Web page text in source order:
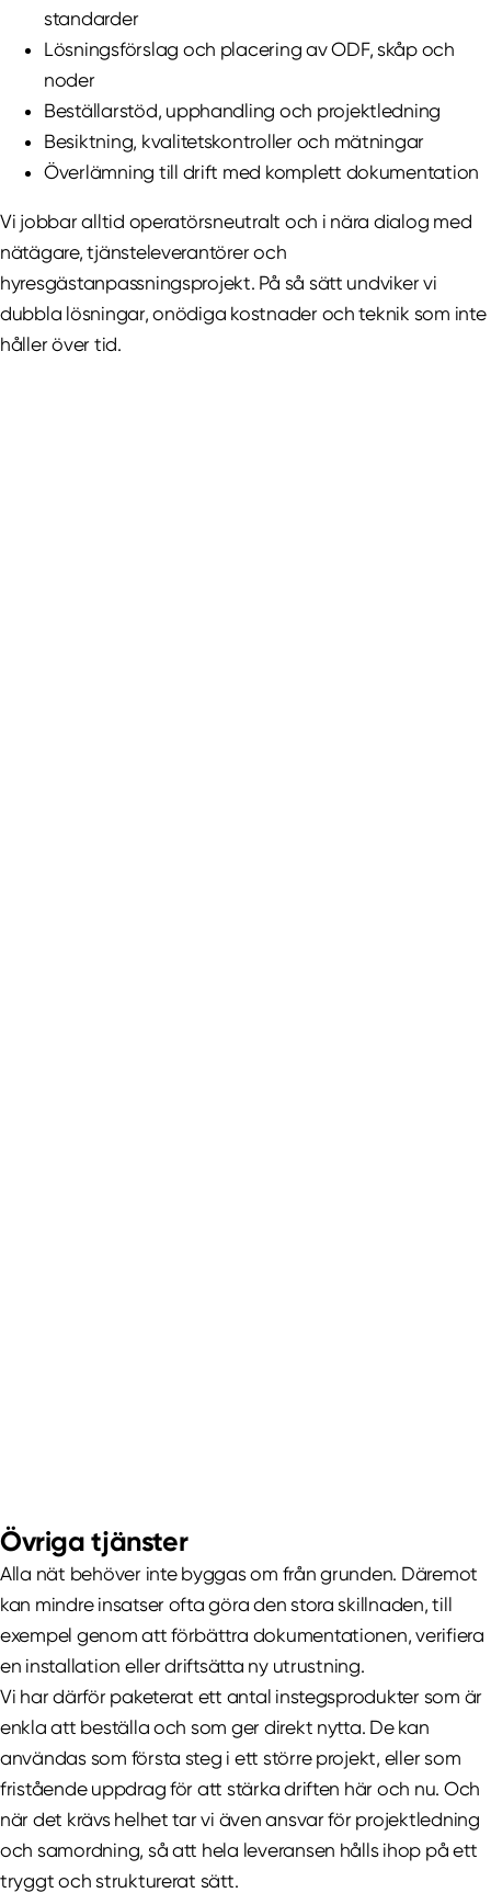
standarder
Lösningsförslag och placering av ODF, skåp och
noder
Beställarstöd, upphandling och projektledning
Besiktning, kvalitetskontroller och mätningar
Överlämning till drift med komplett dokumentation
Vi jobbar alltid operatörsneutralt och i nära dialog med
nätägare, tjänsteleverantörer och
hyresgästanpassningsprojekt. På så sätt undviker vi
dubbla lösningar, onödiga kostnader och teknik som inte
håller över tid.
Övriga tjänster
Alla nät behöver inte byggas om från grunden. Däremot
kan mindre insatser ofta göra den stora skillnaden, till
exempel genom att förbättra dokumentationen, verifiera
en installation eller driftsätta ny utrustning.
Vi har därför paketerat ett antal instegsprodukter som är
enkla att beställa och som ger direkt nytta. De kan
användas som första steg i ett större projekt, eller som
fristående uppdrag för att stärka driften här och nu. Och
när det krävs helhet tar vi även ansvar för projektledning
och samordning, så att hela leveransen hålls ihop på ett
tryggt och strukturerat sätt.